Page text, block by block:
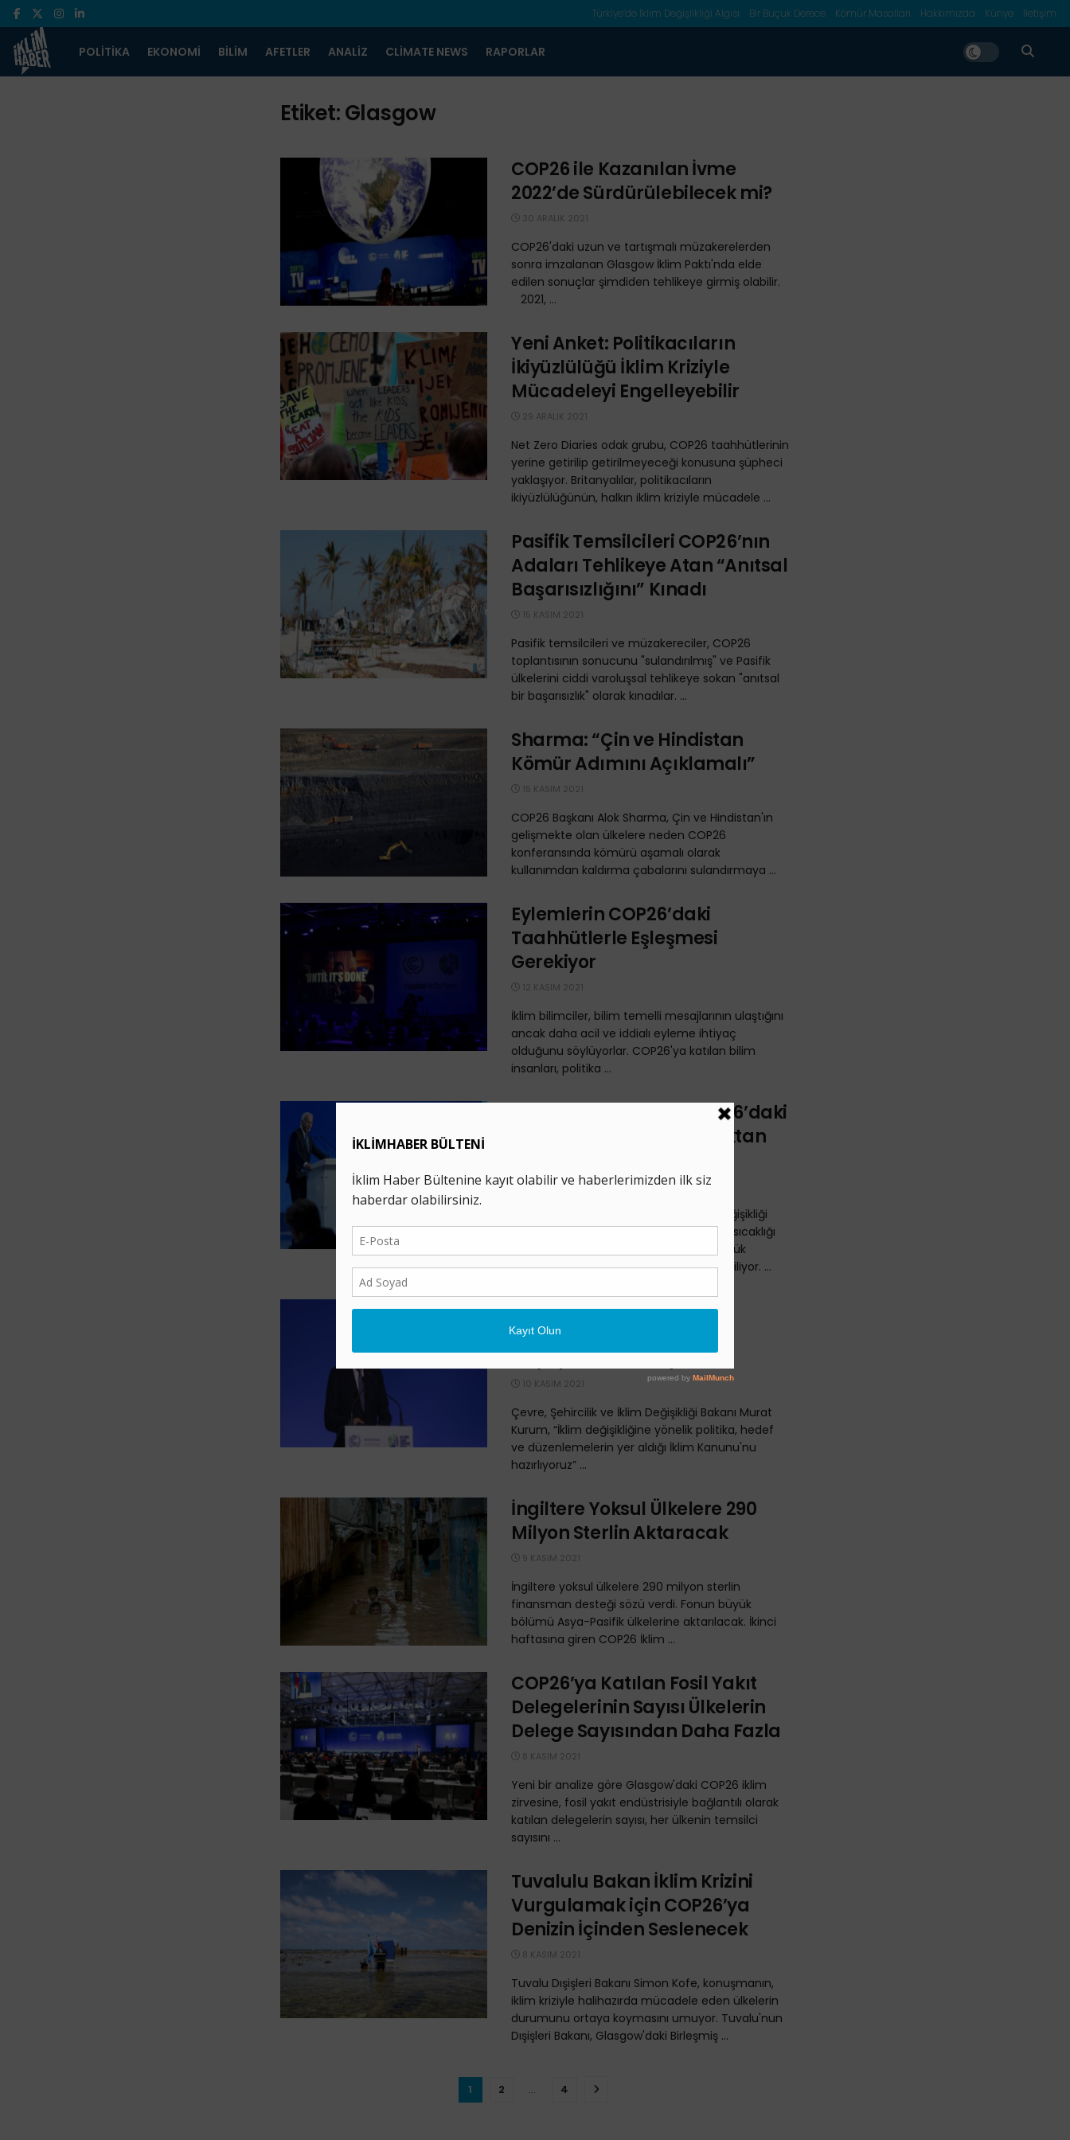
Türkiye’de İklim Değişlikliği Algısı Bir Buçuk Derece Kömür Masalları Hakkımızda Künye İletişim
POLITIKA EKONOMI BILIM AFETLER ANALIZ CLIMATE NEWS RAPORLAR
Etiket:Glasgow
COP26 ile Kazanılan İvme
2022’de Sürdürülebilecek mi?
30 ARALIK 2021
COP26'daki uzun ve tartışmalı müzakerelerden
sonra imzalanan Glasgow İklim Paktı'nda elde
edilen sonuçlar şimdiden tehlikeye girmiş olabilir.
2021, ...
Yeni Anket: Politikacıların
İkiyüzlülüğü İklim Kriziyle
Mücadeleyi Engelleyebilir
29 ARALIK 2021
Net Zero Diaries odak grubu, COP26 taahhütlerinin
yerine getirilip getirilmeyeceği konusuna şüpheci
yaklaşıyor. Britanyalılar, politikacıların
ikiyüzlülüğünün, halkın iklim kriziyle mücadele ...
Pasifik Temsilcileri COP26’nın
Adaları Tehlikeye Atan “Anıtsal
Başarısızlığını” Kınadı
15 KASIM 2021
Pasifik temsilcileri ve müzakereciler, COP26
toplantısının sonucunu "sulandırılmış" ve Pasifik
ülkelerini ciddi varoluşsal tehlikeye sokan "anıtsal
bir başarısızlık" olarak kınadılar. ...
Sharma: “Çin ve Hindistan
Kömür Adımını Açıklamalı”
15 KASIM 2021
COP26 Başkanı Alok Sharma, Çin ve Hindistan'ın
gelişmekte olan ülkelere neden COP26
konferansında kömürü aşamalı olarak
kullanımdan kaldırma çabalarını sulandırmaya ...
Eylemlerin COP26’daki
Taahhütlerle Eşleşmesi
Gerekiyor
12 KASIM 2021
İklim bilimciler, bilim temelli mesajlarının ulaştığını
ancak daha acil ve iddialı eyleme ihtiyaç
olduğunu söylüyorlar. COP26'ya katılan bilim
insanları, politika ...
BM Genel Sekreteri: COP26’daki
Taahhütler Yeterli Olmaktan
12 KASIM 2021
Glasgow'da düzenlenen COP26 iklim değişikliği
zirvesinin son gününe, küresel ortalama sıcaklığı
1,5 dereceyle sınırlandırma hedefine büyük
ihtimalle ulaşılamayacağı korkularıyla giriliyor. ...
Murat Kurum COP26’da:
“Emisyon Ticaret Sistemi
Altyapısını Hazırlıyoruz”
10 KASIM 2021
Çevre, Şehircilik ve İklim Değişikliği Bakanı Murat
Kurum, “İklim değişikliğine yönelik politika, hedef
ve düzenlemelerin yer aldığı İklim Kanunu'nu
hazırlıyoruz” ...
İngiltere Yoksul Ülkelere 290
Milyon Sterlin Aktaracak
9 KASIM 2021
İngiltere yoksul ülkelere 290 milyon sterlin
finansman desteği sözü verdi. Fonun büyük
bölümü Asya-Pasifik ülkelerine aktarılacak. İkinci
haftasına giren COP26 İklim ...
COP26’ya Katılan Fosil Yakıt
Delegelerinin Sayısı Ülkelerin
Delege Sayısından Daha Fazla
8 KASIM 2021
Yeni bir analize göre Glasgow'daki COP26 iklim
zirvesine, fosil yakıt endüstrisiyle bağlantılı olarak
katılan delegelerin sayısı, her ülkenin temsilci
sayısını ...
Tuvalulu Bakan İklim Krizini
Vurgulamak için COP26’ya
Denizin İçinden Seslenecek
8 KASIM 2021
Tuvalu Dışişleri Bakanı Simon Kofe, konuşmanın,
iklim kriziyle halihazırda mücadele eden ülkelerin
durumunu ortaya koymasını umuyor. Tuvalu'nun
Dışişleri Bakanı, Glasgow'daki Birleşmiş ...
1 2 … 4